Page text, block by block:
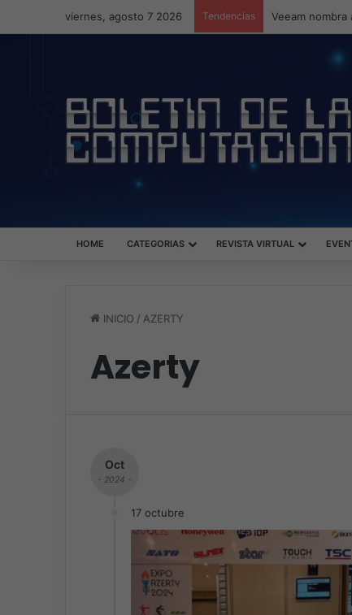
viernes, agosto 7 2026 Tendencias
HOME CATEGORIAS REVISTA VIRTUAL
INICIO / AZERTY
Azerty
Oct
- 2024 -
17 octubre